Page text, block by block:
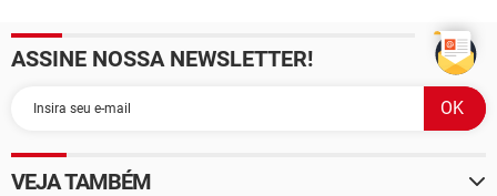
ASSINE NOSSA NEWSLETTER!
VEJA TAMBÉM